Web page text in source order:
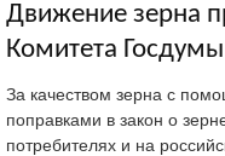
Движение зерна
Комитета
За качеством зерна с
поправками в закон о
потребителях и на